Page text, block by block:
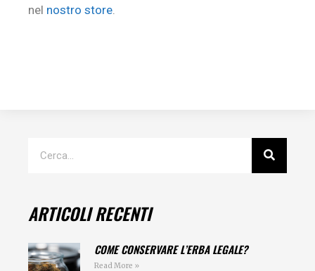
nel nostro store.
ARTICOLI RECENTI
COME CONSERVARE L’ERBA LEGALE?
Read More »